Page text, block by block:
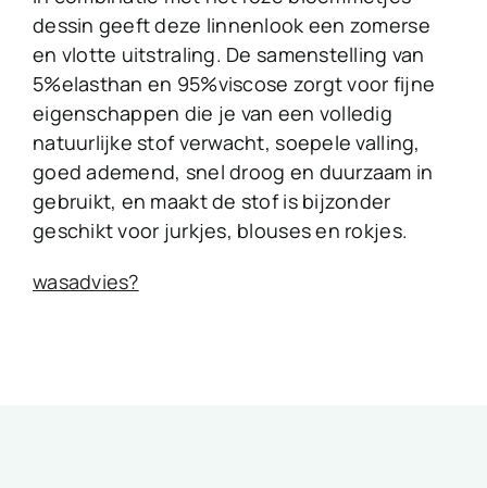
dessin geeft deze linnenlook een zomerse
en vlotte uitstraling. De samenstelling van
5%elasthan en 95%viscose zorgt voor fijne
eigenschappen die je van een volledig
natuurlijke stof verwacht, soepele valling,
goed ademend, snel droog en duurzaam in
gebruikt, en maakt de stof is bijzonder
geschikt voor jurkjes, blouses en rokjes.
wasadvies?